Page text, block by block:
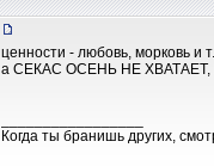
ценности - любовь, морковь и
а СЕКАС ОСЕНЬ НЕ
Когда ты бранишь других,